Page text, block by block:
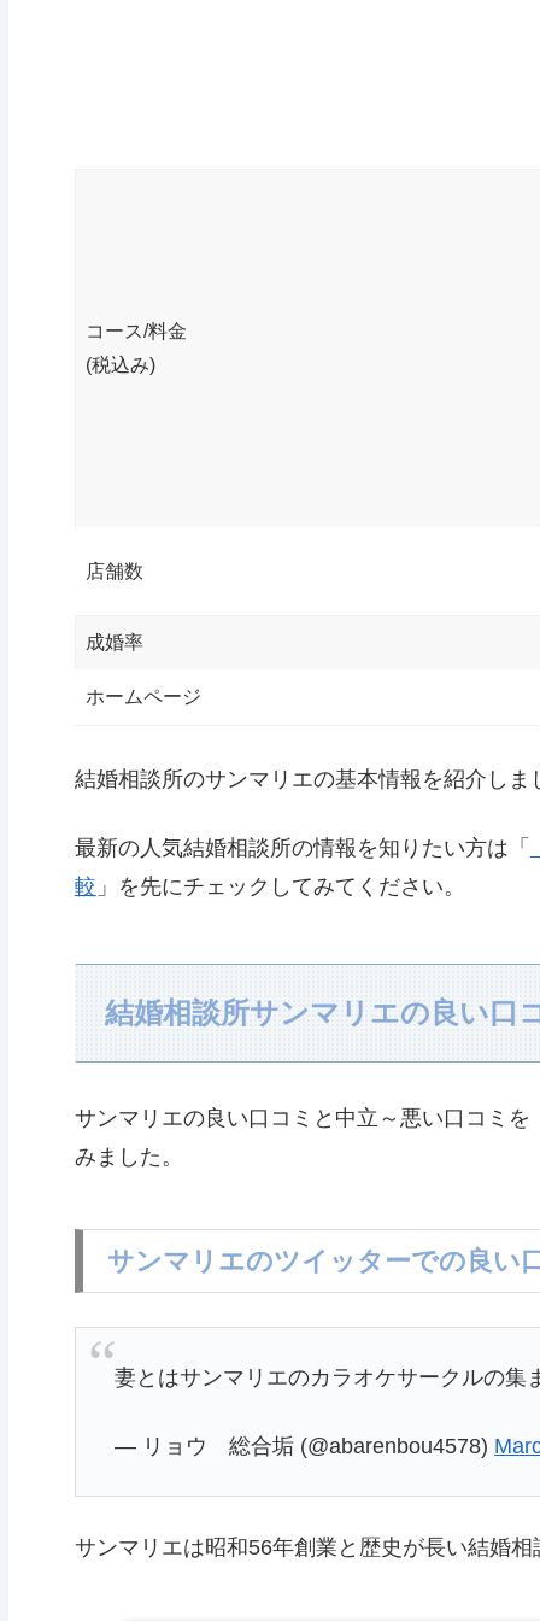
コース/料金
(税込み)
店舗数
成婚率
ホームページ
結婚相談所のサンマリエの基本情報を紹介しま
最新の人気結婚相談所の情報を知りたい方は「
較 」を先にチェックしてみてください。
結婚相談所サンマリエの良い口
サンマリエの良い口コミと中立～悪い口コミ
みました。
サンマリエのツイッターでの良い
妻とはサンマリエのカラオケサークルの集
— リョウ 総合垢 (@abarenbou4578)
サンマリエは昭和56年創業と歴史が長い結婚